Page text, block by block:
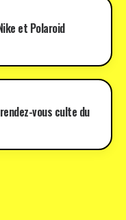
et Polaroid
vous culte du